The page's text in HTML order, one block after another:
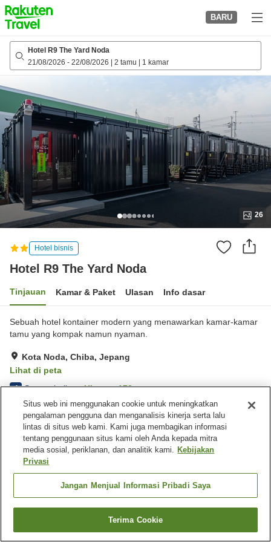
to
top
page
BARU
Hotel R9 The Yard Noda
21/08/2026 - 22/08/2026 2 tamu 1 kamar
26
Hotel bisnis
Hotel R9 The Yard Noda
Tinjauan Kamar & Paket Ulasan Info dasar
Sebuah hotel kontainer modern yang menawarkan kamar-kamar
tamu yang kompak namun nyaman.
Kota Noda, Chiba, Jepang
Lihat di peta
4 Sangat baik Ulasan:173
Fasilitas properti
Wi-Fi
Benar-benar bebas rokok
Area tertentu bisa merokok
Mesin penjual otomatis
Jepang Chiba
Kota Noda
Hotel R9 The Yard Noda
Cari kamar
Situs web ini menggunakan cookie untuk meningkatkan
pengalaman pengguna dan menganalisis kinerja serta lalu
lintas di situs web kami. Kami juga membagikan informasi
tentang penggunaan situs kami oleh Anda kepada mitra
media sosial, periklanan, dan analitik kami. Kebijakan
Privasi
Jangan Menjual Informasi Pribadi Saya
Terima Cookie